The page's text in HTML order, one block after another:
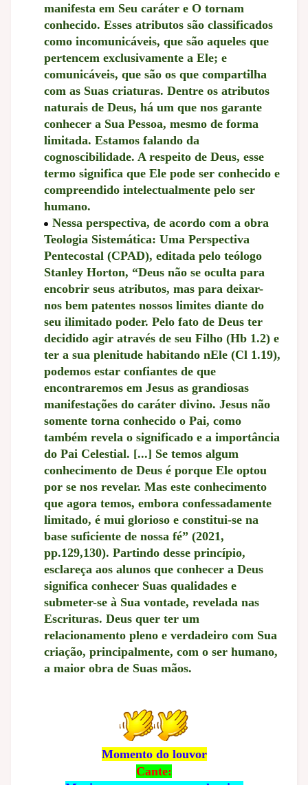
manifesta em Seu caráter e O tornam
conhecido. Esses atributos são classificados
como incomunicáveis, que são aqueles que
pertencem exclusivamente a Ele; e
comunicáveis, que são os que compartilha
com as Suas criaturas. Dentre os atributos
naturais de Deus, há um que nos garante
conhecer a Sua Pessoa, mesmo de forma
limitada. Estamos falando da
cognoscibilidade. A respeito de Deus, esse
termo significa que Ele pode ser conhecido e
compreendido intelectualmente pelo ser
humano.
Nessa perspectiva, de acordo com a obra
Teologia Sistemática: Uma Perspectiva
Pentecostal (CPAD), editada pelo teólogo
Stanley Horton, “Deus não se oculta para
encobrir seus atributos, mas para deixar-
nos bem patentes nossos limites diante do
seu ilimitado poder. Pelo fato de Deus ter
decidido agir através de seu Filho (Hb 1.2) e
ter a sua plenitude habitando nEle (Cl 1.19),
podemos estar confiantes de que
encontraremos em Jesus as grandiosas
manifestações do caráter divino. Jesus não
somente torna conhecido o Pai, como
também revela o significado e a importância
do Pai Celestial. [...] Se temos algum
conhecimento de Deus é porque Ele optou
por se nos revelar. Mas este conhecimento
que agora temos, embora confessadamente
limitado, é mui glorioso e constitui-se na
base suficiente de nossa fé” (2021,
pp.129,130). Partindo desse princípio,
esclareça aos alunos que conhecer a Deus
significa conhecer Suas qualidades e
submeter-se à Sua vontade, revelada nas
Escrituras. Deus quer ter um
relacionamento pleno e verdadeiro com Sua
criação, principalmente, com o ser humano,
a maior obra de Suas mãos.
Momento do louvor
Cante: